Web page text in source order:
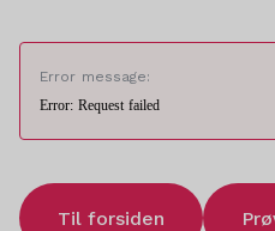
Error message:
Error: Request failed
Til forsiden